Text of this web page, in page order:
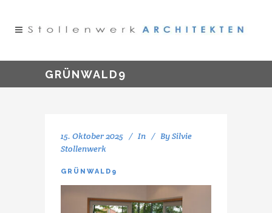
GRÜNWALD9
15. Oktober 2025 In BySilvie
Stollenwerk
GRÜNWALD9